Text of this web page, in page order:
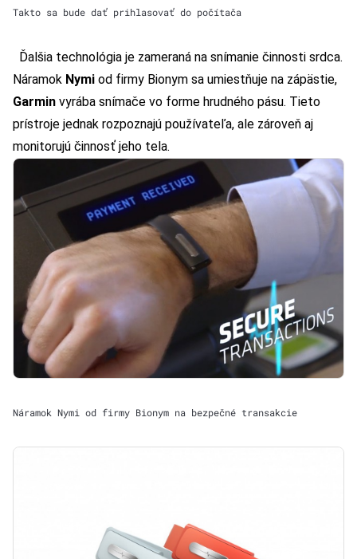
Takto sa bude dať prihlasovať do počítača
Ďalšia technológia je zameraná na snímanie činnosti srdca.
Náramok Nymi od firmy Bionym sa umiestňuje na zápästie,
Garmin vyrába snímače vo forme hrudného pásu. Tieto
prístroje jednak rozpoznajú používateľa, ale zároveň aj
monitorujú činnosť jeho tela.
Náramok Nymi od firmy Bionym na bezpečné transakcie